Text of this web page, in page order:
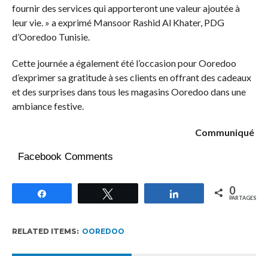
fournir des services qui apporteront une valeur ajoutée à
leur vie. » a exprimé Mansoor Rashid Al Khater, PDG
d’Ooredoo Tunisie.
Cette journée a également été l’occasion pour Ooredoo
d’exprimer sa gratitude à ses clients en offrant des cadeaux
et des surprises dans tous les magasins Ooredoo dans une
ambiance festive.
Communiqué
Facebook Comments
Partagez 0
PARTAGES
RELATED ITEMS: OOREDOO